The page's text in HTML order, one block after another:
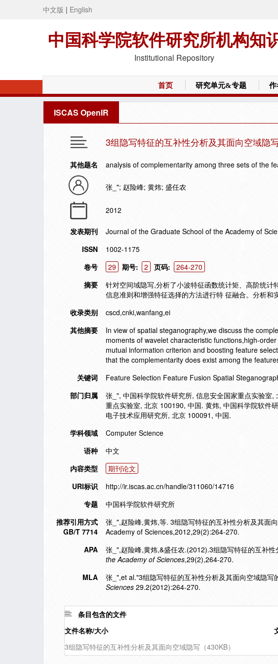
中文版 | English
中国科学院软件研究所机构知
Institutional Repository
首页 研究单元&专题 作
ISCAS OpenIR
3组隐写特征的互补性分析及其面向空域隐
其他题名 analysis of complementarity among three sets of the
张_"; 赵险峰; 黄炜; 盛任农
2012
发表期刊
Journal of the Graduate School of the Academy of
ISSN
1002-1175
卷号
29 期号: 2 页码:
264-270
摘要
针对空间域隐写,分析了小波特征函数统计矩、高阶统
信息准则和增强特征选择的方法进行特 征融合。分析和
收录类别
cscd,cnki,wanfang,ei
其他摘要
In view of spatial steganography,we discuss the
moments of wavelet characteristic functions,high-
mutual information criterion and boosting feature
that the complementarity does exist among the
关键词
Feature Selection Feature Fusion Spatial
部门归属
张_", 中国科学院软件研究所, 信息安全国家重点实验室
重点实验室, 北京 100190, 中国. 黄炜, 中国科学院软件
电子技术应用研究所, 北京 100091, 中国.
学科领域
Computer Science
语种
中文
内容类型
期刊论文
URI标识
http://ir.iscas.ac.cn/handle/311060/14716
专题
中国科学院软件研究所
推荐引用方式
GB/T 7714
张_",赵险峰,黄炜,等. 3组隐写特征的互补性分析及其面
Academy of Sciences,2012,29(2):264-270.
APA
张_",赵险峰,黄炜,&盛任农.(2012).3组隐写特征的互补
the Academy of Sciences,29(2),264-270.
MLA
张_",et al."3组隐写特征的互补性分析及其面向空域隐写
Sciences 29.2(2012):264-270.
条目包含的文件
文件名称/大小
3组隐写特征的互补性分析及其面向空域隐写（430KB）